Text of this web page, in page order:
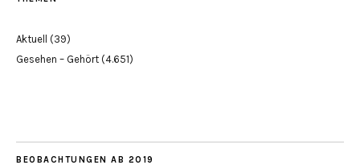
Aktuell
(39)
Gesehen – Gehört (4.651)
BEOBACHTUNGEN AB 2019